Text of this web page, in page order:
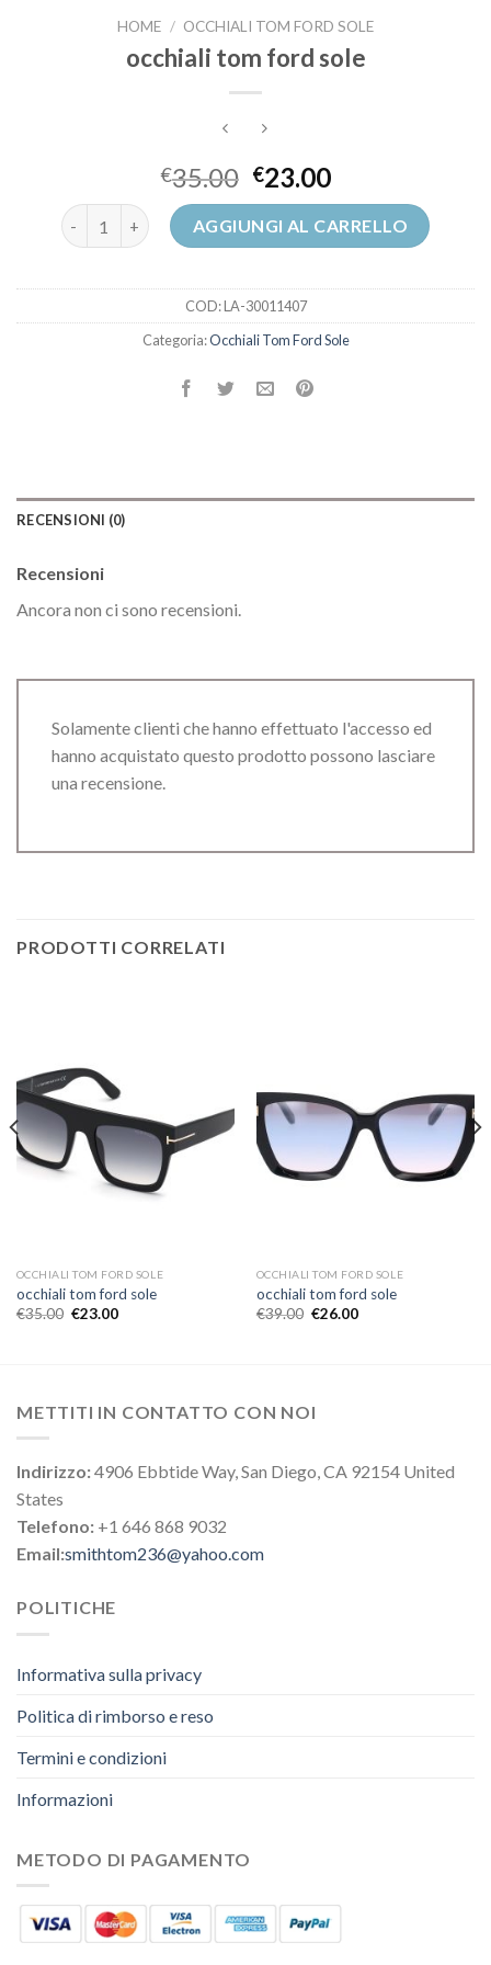
HOME / OCCHIALI TOM FORD SOLE
occhiali tom ford sole
€35.00 €23.00
occhiali tom ford sole quantitàAGGIUNGI AL CARRELLO
COD:LA-30011407
Categoria:Occhiali Tom Ford Sole
RECENSIONI (0)
Recensioni
Ancora non ci sono recensioni.
Solamente clienti che hanno effettuato l'accesso ed
hanno acquistato questo prodotto possono lasciare
una recensione.
PRODOTTI CORRELATI
OCCHIALI TOM FORD SOLE
occhiali tom ford sole
€35.00 €23.00
OCCHIALI TOM FORD SOLE
occhiali tom ford sole
€39.00 €26.00
METTITI IN CONTATTO CON NOI
Indirizzo:4906 Ebbtide Way, San Diego, CA 92154 United
States
Telefono: +1 646 868 9032
Email:smithtom236@yahoo.com
POLITICHE
Informativa sulla privacy
Politica di rimborso e reso
Termini e condizioni
Informazioni
METODO DI PAGAMENTO